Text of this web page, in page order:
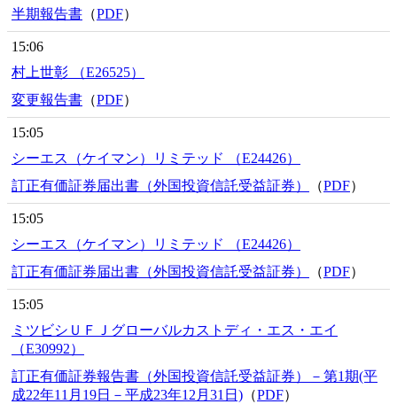
半期報告書 （PDF）
15:06
村上世彰 （E26525）
変更報告書 （PDF）
15:05
シーエス（ケイマン）リミテッド （E24426）
訂正有価証券届出書（外国投資信託受益証券）
（PDF）
15:05
シーエス（ケイマン）リミテッド （E24426）
訂正有価証券届出書（外国投資信託受益証券）
（PDF）
15:05
ミツビシＵＦＪグローバルカストディ・エス・エイ
（E30992）
訂正有価証券報告書（外国投資信託受益証券）－第1期(平
成22年11月19日－平成23年12月31日) （PDF）